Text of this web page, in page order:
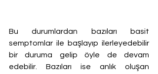
Bu durumlardan bazıları basit
semptomlar ile başlayıp ilerleyedebilir
bir duruma gelip öyle de devam
edebilir. Bazıları ise anlık oluşan